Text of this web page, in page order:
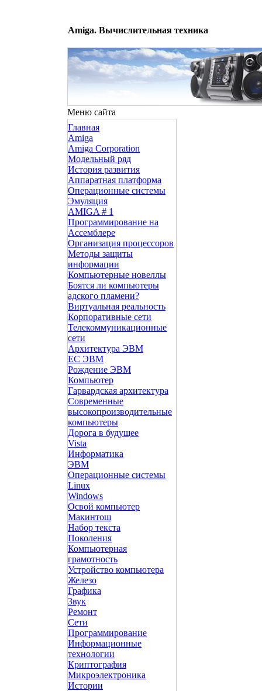
Amiga. Вычислительная техника
Меню сайта
Главная
Amiga
Amiga Corporation
Модельный ряд
История развития
Аппаратная платформа
Операционные системы
Эмуляция
AMIGA # 1
Программирование на
Ассемблере
Организация процессоров
Методы защиты
информации
Компьютерные новеллы
Боятся ли компьютеры
адского пламени?
Виртуальная реальность
Корпоративные сети
Телекоммуникационные
сети
Архитектура ЭВМ
ЕС ЭВМ
Рождение ЭВМ
Компьютер
Гарвардская архитектура
Современные
высокопроизводительные
компьютеры
Дорога в будущее
Vista
Инфоpматика
ЭВМ
Операционные системы
Linux
Windows
Освой компьютер
Макинтош
Набор текста
Поколения
Компьютерная
грамотность
Устройство компьютера
Железо
Графика
Звук
Ремонт
Сети
Программирование
Информационные
технологии
Криптография
Микроэлектроника
Истории